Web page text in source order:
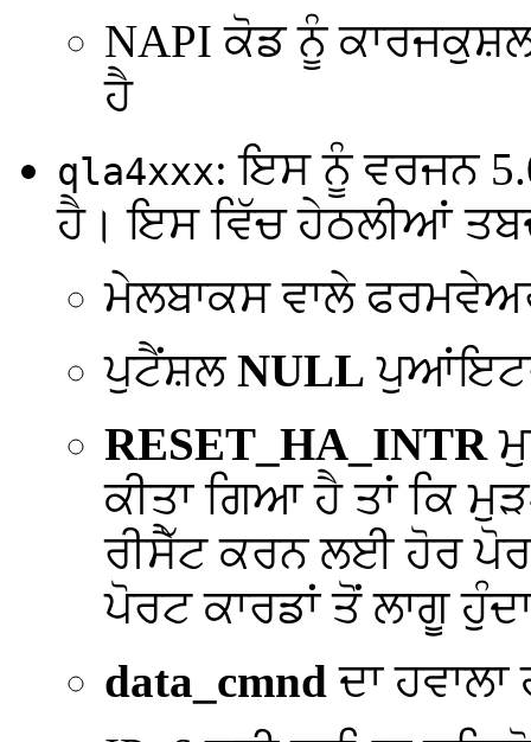
NAPI ਕੋਡ ਨੂੰ
ਹੈ
qla4xxx: ਇਸ ਨੂੰ ਵਰਜਨ
ਹੈ। ਇਸ ਵਿੱਚ ਹੇਠਲੀਆਂ
ਮੇਲਬਾਕਸ ਵਾਲੇ
ਪੁਟੈਂਸ਼ਲ NULL ਪੁਆਂਇਟਰ
RESET_HA_INTR
ਕੀਤਾ ਗਿਆ ਹੈ ਤਾਂ ਕਿ
ਰੀਸੈੱਟ ਕਰਨ ਲਈ ਹੋਰ
ਪੋਰਟ ਕਾਰਡਾਂ ਤੋਂ ਲਾਗੂ
data_cmnd ਦਾ